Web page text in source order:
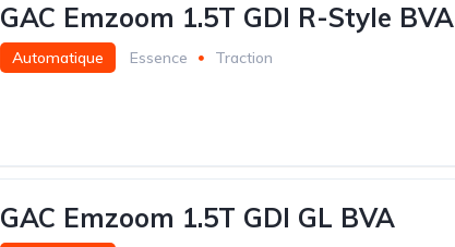
GAC Emzoom 1.5T GDI R-Style BVA
Automatique Essence Traction
GAC Emzoom 1.5T GDI GL BVA